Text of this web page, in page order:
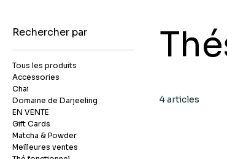
Rechercher par
Tous les produits
Accessories
Chai
Domaine de Darjeeling
EN VENTE
Gift Cards
Matcha & Powder
Meilleures ventes
4 articles